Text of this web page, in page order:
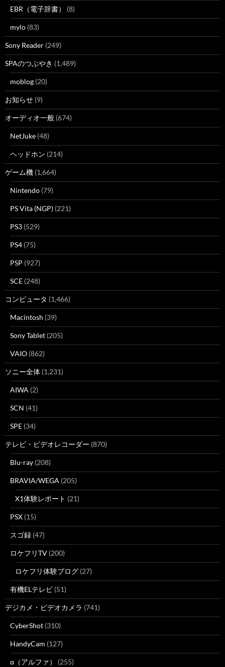
EBR（電子辞書） (8)
mylo (83)
Sony Reader (249)
SPAのつぶやき (1,489)
moblog (20)
お知らせ (9)
オーディオ一般 (674)
NetJuke (48)
ヘッドホン (214)
ゲーム機 (1,664)
Nintendo (79)
PS Vita (NGP) (221)
PS3 (529)
PS4 (75)
PSP (927)
SCE (248)
コンピュータ (1,466)
Macintosh (39)
Sony Tablet (205)
VAIO (862)
ソニー全体 (1,231)
AIWA (2)
SCN (41)
SPE (34)
テレビ・ビデオレコーダー (870)
Blu-ray (208)
BRAVIA/WEGA (205)
X1体験レポート (21)
PSX (15)
スゴ録 (47)
ロケフリTV (200)
ロケフリ体験ブログ (27)
有機ELテレビ (51)
デジカメ・ビデオカメラ (741)
CyberShot (310)
HandyCam (127)
α（アルファ） (255)